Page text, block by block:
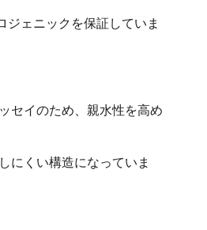
ェニックを保証していま
セイのため、親水性を高め
にくい構造になっていま